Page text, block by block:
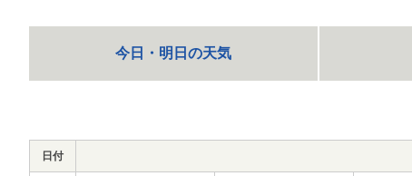
今日・明日の天気
日付